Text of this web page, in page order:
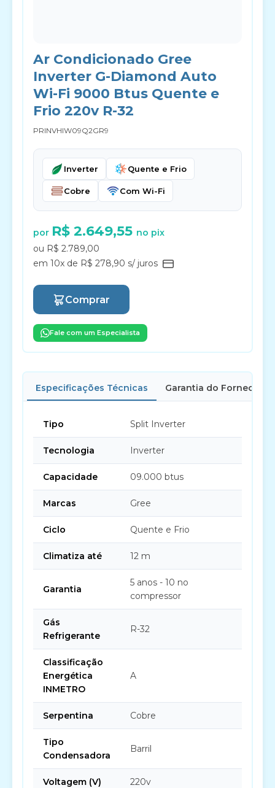
Ar Condicionado Gree
Inverter G-Diamond Auto
Wi-Fi 9000 Btus Quente e
Frio 220v R-32
PRINVHIW09Q2GR9
Inverter Quente e Frio
Cobre Com Wi-Fi
por R$ 2.649,55 no pix
ou R$ 2.789,00
em 10x de R$ 278,90 s/ juros
Comprar
Fale com um Especialista
Especificações Técnicas Garantia do Fornecedor
Tipo Split Inverter
Tecnologia Inverter
Capacidade 09.000 btus
Marcas Gree
Ciclo Quente e Frio
Climatiza até 12 m
Garantia
5 anos - 10 no
compressor
Gás
Refrigerante
R-32
Classificação
Energética
INMETRO
A
Serpentina Cobre
Tipo
Condensadora
Barril
Voltagem (V) 220v